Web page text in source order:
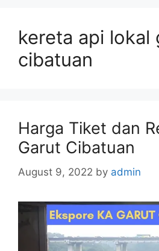
kereta api lokal
cibatuan
Harga Tiket dan
Garut Cibatuan
August 9, 2022 by admin